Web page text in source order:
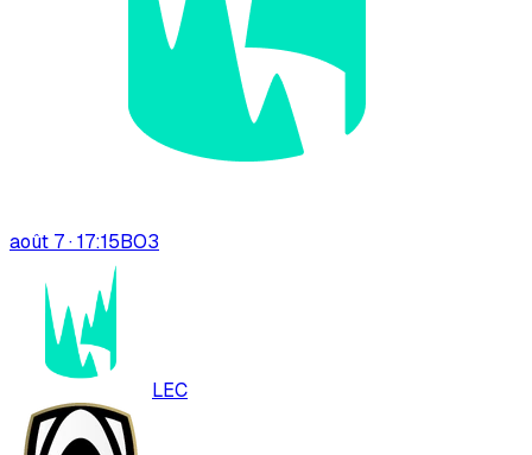
août 7 · 17:15BO3
LEC